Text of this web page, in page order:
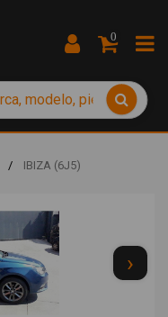
0
/ IBIZA (6J5)
›